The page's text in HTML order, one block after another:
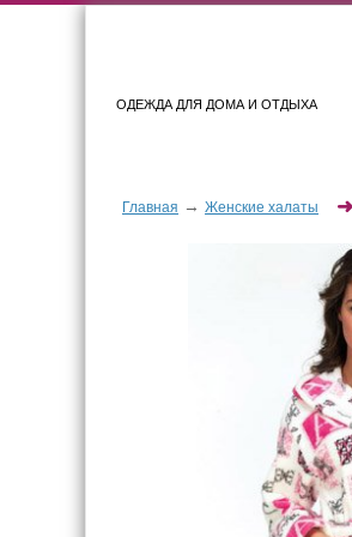
ОДЕЖДА ДЛЯ ДОМА И ОТДЫХА
Главная → Женские халаты ➜